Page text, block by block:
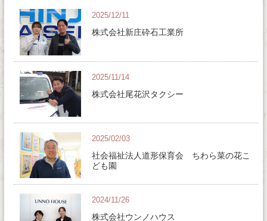
2025/12/11
株式会社新庄砕石工業所
2025/11/14
株式会社尾花沢タクシー
2025/02/03
社会福祉法人道形保育会 ちわら菜の花こ
ども園
2024/11/26
株式会社ウンノハウス